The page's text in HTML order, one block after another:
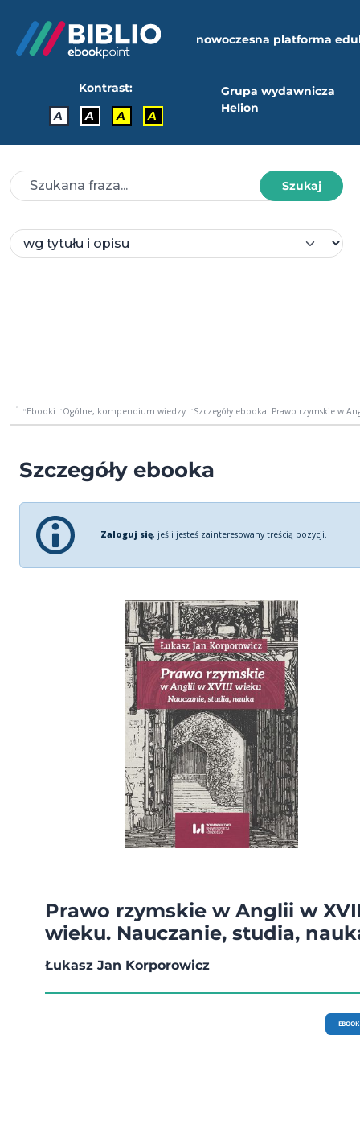
nowoczesna platforma
Kontrast:
A
A A A
Grupa wydawnicza
Helion
Szukaj
Ebooki Ogólne, kompendium wiedzy Szczegóły ebooka: Prawo rzymskie w
Szczegóły ebooka
Zaloguj się, jeśli jesteś zainteresowany treścią pozycji.
Prawo rzymskie w Anglii w
wieku. Nauczanie, studia,
Łukasz Jan Korporowicz
EBOOK